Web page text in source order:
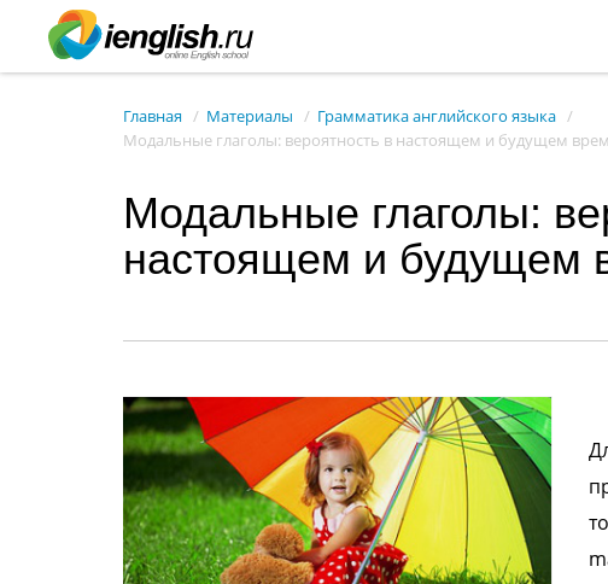
Главная Материалы
Грамматика английского языка
Модальные глаголы: вероятность в настоящем и будущем
Модальные глаголы:
настоящем и будущем